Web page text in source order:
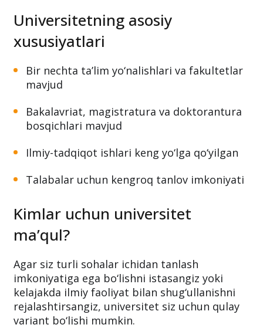
Universitetning asosiy
xususiyatlari
Bir nechta ta’lim yo‘nalishlari va fakultetlar
mavjud
Bakalavriat, magistratura va doktorantura
bosqichlari mavjud
Ilmiy-tadqiqot ishlari keng yo‘lga qo‘yilgan
Talabalar uchun kengroq tanlov imkoniyati
Kimlar uchun universitet
ma’qul?
Agar siz turli sohalar ichidan tanlash
imkoniyatiga ega bo‘lishni istasangiz yoki
kelajakda ilmiy faoliyat bilan shug‘ullanishni
rejalashtirsangiz, universitet siz uchun qulay
variant bo‘lishi mumkin.